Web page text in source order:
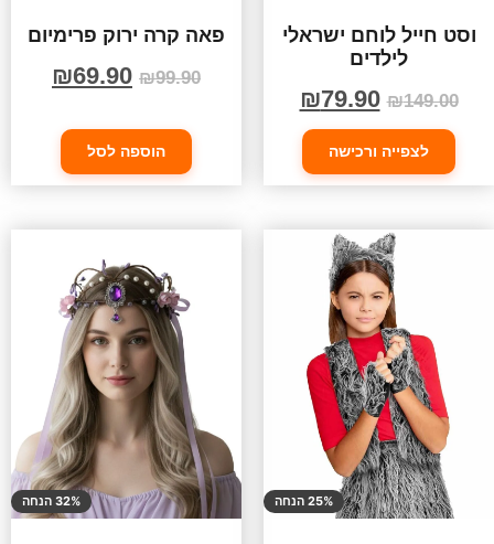
וסט חייל לוחם ישראלי
לילדים
₪149.00
₪79.90
לצפייה ורכישה
פאה קרה ירוק פרימיום
₪99.90
₪69.90
הוספה לסל
25% הנחה 32% הנחה